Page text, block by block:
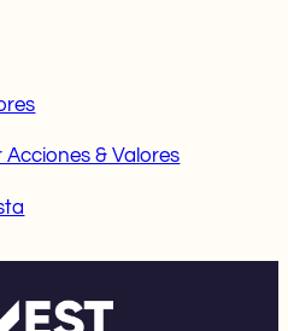
& Valores